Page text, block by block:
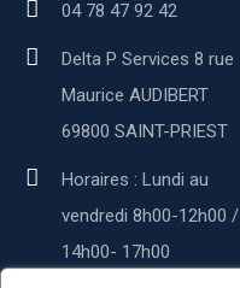
04 78 47 92 42
Delta P Services 8 rue
Maurice AUDIBERT
69800 SAINT-PRIEST
Horaires : Lundi au
vendredi 8h00-12h00 /
14h00- 17h00